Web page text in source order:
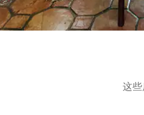
这